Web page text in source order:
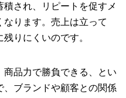
され、リピートを促すメ
ります。売上は立って
りにくいのです。
商品力で勝負できる、とい
、ブランドや顧客との関係